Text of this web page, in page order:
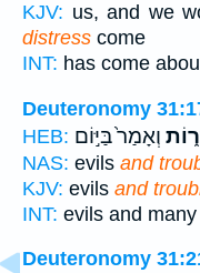
KJV: us, and we
distress come
INT: has come
Deuteronomy
HEB: וְאָמַר֙ בַּיּ֣וֹם
NAS: evils and
KJV: evils and
INT: evils and many
Deuteronomy